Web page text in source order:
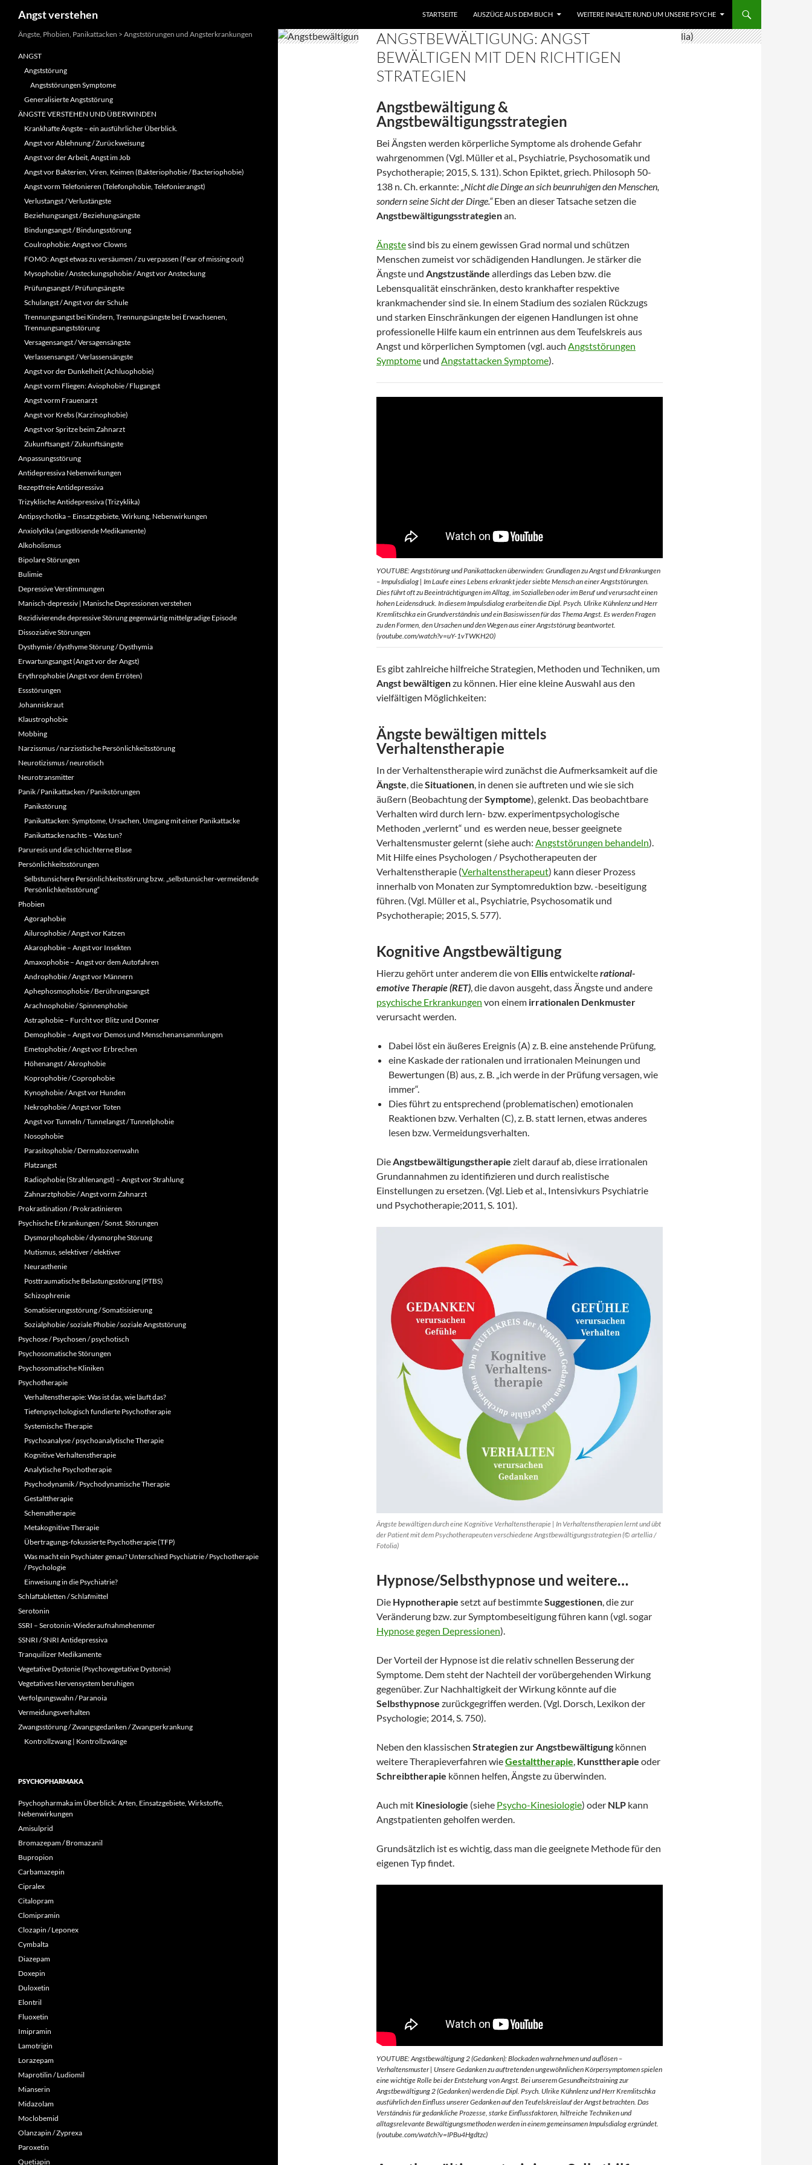
Angst verstehen
STARTSEITE
AUSZÜGE AUS DEM BUCH WEITERE INHALTE RUND UM UNSERE PSYCHE
ANGSTBEWÄLTIGUNG: ANGST
BEWÄLTIGEN MIT DEN RICHTIGEN
STRATEGIEN
Angstbewältigung &
Angstbewältigungsstrategien
Bei Ängsten werden körperliche Symptome als drohende Gefahr
wahrgenommen (Vgl. Müller et al., Psychiatrie, Psychosomatik und
Psychotherapie; 2015, S. 131). Schon Epiktet, griech. Philosoph 50-
138 n. Ch. erkannte: „Nicht die Dinge an sich beunruhigen den Menschen,
sondern seine Sicht der Dinge.“Eben an dieser Tatsache setzen die
Angstbewältigungsstrategienan.
Ängstesind bis zu einem gewissen Grad normal und schützen
Menschen zumeist vor schädigenden Handlungen. Je stärker die
Ängste und Angstzustände allerdings das Leben bzw. die
Lebensqualität einschränken, desto krankhafter respektive
krankmachender sind sie. In einem Stadium des sozialen Rückzugs
und starken Einschränkungen der eigenen Handlungen ist ohne
professionelle Hilfe kaum ein entrinnen aus dem Teufelskreis aus
Angst und körperlichen Symptomen (vgl. auch Angststörungen
Symptome und Angstattacken Symptome).
YOUTUBE: Angststörung und Panikattacken überwinden: Grundlagen zu Angst und Erkrankungen
– Impulsdialog | Im Laufe eines Lebens erkrankt jeder siebte Mensch an einer Angststörungen.
Dies führt oft zu Beeinträchtigungen im Alltag, im Sozialleben oder im Beruf und verursacht einen
hohen Leidensdruck. In diesem Impulsdialog erarbeiten die Dipl. Psych. Ulrike Kühnlenz und Herr
Kremlitschka ein Grundverständnis und ein Basiswissen für das Thema Angst. Es werden Fragen
zu den Formen, den Ursachen und den Wegen aus einer Angststörung beantwortet.
(youtube.com/watch?v=uY-1vTWKH20)
Es gibt zahlreiche hilfreiche Strategien, Methoden und Techniken, um
Angst bewältigenzu können. Hier eine kleine Auswahl aus den
vielfältigen Möglichkeiten:
Ängste bewältigen mittels
Verhaltenstherapie
In der Verhaltenstherapie wird zunächst die Aufmerksamkeit auf die
Ängste, dieSituationen, in denen sie auftreten und wie sie sich
äußern (Beobachtung derSymptome), gelenkt. Das beobachtbare
Verhalten wird durch lern- bzw. experimentpsychologische
Methoden „verlernt“ und es werden neue, besser geeignete
Verhaltensmuster gelernt (siehe auch: Angststörungen behandeln).
Mit Hilfe eines Psychologen / Psychotherapeuten der
Verhaltenstherapie (Verhaltenstherapeut) kann dieser Prozess
innerhalb von Monaten zur Symptomreduktion bzw. -beseitigung
führen. (Vgl. Müller et al., Psychiatrie, Psychosomatik und
Psychotherapie; 2015, S. 577).
Kognitive Angstbewältigung
Hierzu gehört unter anderem die von Ellisentwickelterational-
emotive Therapie (RET), die davon ausgeht, dass Ängste und andere
psychische Erkrankungen von einem irrationalen Denkmuster
verursacht werden.
Dabei löst ein äußeres Ereignis (A) z. B. eine anstehende Prüfung,
eine Kaskade der rationalen und irrationalen Meinungen und
Bewertungen (B) aus, z. B. „ich werde in der Prüfung versagen, wie
immer“.
Dies führt zu entsprechend (problematischen) emotionalen
Reaktionen bzw. Verhalten (C), z. B. statt lernen, etwas anderes
lesen bzw. Vermeidungsverhalten.
DieAngstbewältigungstherapie zielt darauf ab, diese irrationalen
Grundannahmen zu identifizieren und durch realistische
Einstellungen zu ersetzen. (Vgl. Lieb et al., Intensivkurs Psychiatrie
und Psychotherapie;2011, S. 101).
Ängste bewältigen durch eine Kognitive Verhaltenstherapie | In Verhaltenstherapien lernt und übt
der Patient mit dem Psychotherapeuten verschiedene Angstbewältigungsstrategien (© artellia /
Fotolia)
Hypnose/Selbsthypnose und weitere…
Die Hypnotherapie setzt auf bestimmteSuggestionen, die zur
Veränderung bzw. zur Symptombeseitigung führen kann (vgl. sogar
Hypnose gegen Depressionen).
Der Vorteil der Hypnose ist die relativ schnellen Besserung der
Symptome. Dem steht der Nachteil der vorübergehenden Wirkung
gegenüber. Zur Nachhaltigkeit der Wirkung könnte auf die
Selbsthypnose zurückgegriffen werden. (Vgl. Dorsch, Lexikon der
Psychologie; 2014, S. 750).
Neben den klassischen Strategien zur Angstbewältigung können
weitere Therapieverfahren wieGestalttherapie, Kunsttherapie oder
Schreibtherapie können helfen, Ängste zu überwinden.
Auch mit Kinesiologie (siehe Psycho-Kinesiologie) oder NLP kann
Angstpatienten geholfen werden.
Grundsätzlich ist es wichtig, dass man die geeignete Methode für den
eigenen Typ findet.
YOUTUBE: Angstbewältigung 2 (Gedanken): Blockaden wahrnehmen und auflösen –
Verhaltensmuster | Unsere Gedanken zu auftretenden ungewöhnlichen Körpersymptomen spielen
eine wichtige Rolle bei der Entstehung von Angst. Bei unserem Gesundheitstraining zur
Angstbewältigung 2 (Gedanken) werden die Dipl. Psych. Ulrike Kühnlenz und Herr Kremlitschka
ausführlich den Einfluss unserer Gedanken auf den Teufelskreislauf der Angst betrachten. Das
Verständnis für gedankliche Prozesse, starke Einflussfaktoren, hilfreiche Techniken und
alltagsrelevante Bewältigungsmethoden werden in einem gemeinsamen Impulsdialog ergründet.
(youtube.com/watch?v=IPBu4Hgdtzc)
Ängste, Phobien, Panikattacken > Angststörungen und Angsterkrankungen
ANGST
Angststörung
Angststörungen Symptome
Generalisierte Angststörung
ÄNGSTE VERSTEHEN UND ÜBERWINDEN
Krankhafte Ängste – ein ausführlicher Überblick.
Angst vor Ablehnung / Zurückweisung
Angst vor der Arbeit, Angst im Job
Angst vor Bakterien, Viren, Keimen (Bakteriophobie / Bacteriophobie)
Angst vorm Telefonieren (Telefonphobie, Telefonierangst)
Verlustangst / Verlustängste
Beziehungsangst / Beziehungsängste
Bindungsangst / Bindungsstörung
Coulrophobie: Angst vor Clowns
FOMO: Angst etwas zu versäumen / zu verpassen (Fear of missing out)
Mysophobie / Ansteckungsphobie / Angst vor Ansteckung
Prüfungsangst / Prüfungsängste
Schulangst / Angst vor der Schule
Trennungsangst bei Kindern, Trennungsängste bei Erwachsenen,
Trennungsangststörung
Versagensangst / Versagensängste
Verlassensangst / Verlassensängste
Angst vor der Dunkelheit (Achluophobie)
Angst vorm Fliegen: Aviophobie / Flugangst
Angst vorm Frauenarzt
Angst vor Krebs (Karzinophobie)
Angst vor Spritze beim Zahnarzt
Zukunftsangst / Zukunftsängste
Anpassungsstörung
Antidepressiva Nebenwirkungen
Rezeptfreie Antidepressiva
Trizyklische Antidepressiva (Trizyklika)
Antipsychotika – Einsatzgebiete, Wirkung, Nebenwirkungen
Anxiolytika (angstlösende Medikamente)
Alkoholismus
Bipolare Störungen
Bulimie
Depressive Verstimmungen
Manisch-depressiv | Manische Depressionen verstehen
Rezidivierende depressive Störung gegenwärtig mittelgradige Episode
Dissoziative Störungen
Dysthymie / dysthyme Störung / Dysthymia
Erwartungsangst (Angst vor der Angst)
Erythrophobie (Angst vor dem Erröten)
Essstörungen
Johanniskraut
Klaustrophobie
Mobbing
Narzissmus / narzisstische Persönlichkeitsstörung
Neurotizismus / neurotisch
Neurotransmitter
Panik / Panikattacken / Panikstörungen
Panikstörung
Panikattacken: Symptome, Ursachen, Umgang mit einer Panikattacke
Panikattacke nachts – Was tun?
Paruresis und die schüchterne Blase
Persönlichkeitsstörungen
Selbstunsichere Persönlichkeitsstörung bzw. „selbstunsicher-vermeidende
Persönlichkeitsstörung“
Phobien
Agoraphobie
Ailurophobie / Angst vor Katzen
Akarophobie – Angst vor Insekten
Amaxophobie – Angst vor dem Autofahren
Androphobie / Angst vor Männern
Aphephosmophobie / Berührungsangst
Arachnophobie / Spinnenphobie
Astraphobie – Furcht vor Blitz und Donner
Demophobie – Angst vor Demos und Menschenansammlungen
Emetophobie / Angst vor Erbrechen
Höhenangst / Akrophobie
Koprophobie / Coprophobie
Kynophobie / Angst vor Hunden
Nekrophobie / Angst vor Toten
Angst vor Tunneln / Tunnelangst / Tunnelphobie
Nosophobie
Parasitophobie / Dermatozoenwahn
Platzangst
Radiophobie (Strahlenangst) – Angst vor Strahlung
Zahnarztphobie / Angst vorm Zahnarzt
Prokrastination / Prokrastinieren
Psychische Erkrankungen / Sonst. Störungen
Dysmorphophobie / dysmorphe Störung
Mutismus, selektiver / elektiver
Neurasthenie
Posttraumatische Belastungsstörung (PTBS)
Schizophrenie
Somatisierungsstörung / Somatisisierung
Sozialphobie / soziale Phobie / soziale Angststörung
Psychose / Psychosen / psychotisch
Psychosomatische Störungen
Psychosomatische Kliniken
Psychotherapie
Verhaltenstherapie: Was ist das, wie läuft das?
Tiefenpsychologisch fundierte Psychotherapie
Systemische Therapie
Psychoanalyse / psychoanalytische Therapie
Kognitive Verhaltenstherapie
Analytische Psychotherapie
Psychodynamik / Psychodynamische Therapie
Gestalttherapie
Schematherapie
Metakognitive Therapie
Übertragungs-fokussierte Psychotherapie (TFP)
Was macht ein Psychiater genau? Unterschied Psychiatrie / Psychotherapie
/ Psychologie
Einweisung in die Psychiatrie?
Schlaftabletten / Schlafmittel
Serotonin
SSRI – Serotonin-Wiederaufnahmehemmer
SSNRI / SNRI Antidepressiva
Tranquilizer Medikamente
Vegetative Dystonie (Psychovegetative Dystonie)
Vegetatives Nervensystem beruhigen
Verfolgungswahn / Paranoia
Vermeidungsverhalten
Zwangsstörung / Zwangsgedanken / Zwangserkrankung
Kontrollzwang | Kontrollzwänge
PSYCHOPHARMAKA
Psychopharmaka im Überblick: Arten, Einsatzgebiete, Wirkstoffe,
Nebenwirkungen
Amisulprid
Bromazepam / Bromazanil
Bupropion
Carbamazepin
Cipralex
Citalopram
Clomipramin
Clozapin / Leponex
Cymbalta
Diazepam
Doxepin
Duloxetin
Elontril
Fluoxetin
Imipramin
Lamotrigin
Lorazepam
Maprotilin / Ludiomil
Mianserin
Midazolam
Moclobemid
Olanzapin / Zyprexa
Paroxetin
Quetiapin